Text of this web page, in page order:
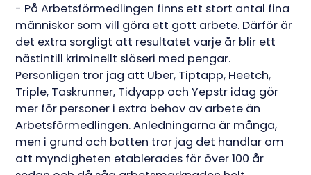
- På Arbetsförmedlingen finns ett stort antal fina
människor som vill göra ett gott arbete. Därför är
det extra sorgligt att resultatet varje år blir ett
nästintill kriminellt slöseri med pengar.
Personligen tror jag att Uber, Tiptapp, Heetch,
Triple, Taskrunner, Tidyapp och Yepstr idag gör
mer för personer i extra behov av arbete än
Arbetsförmedlingen. Anledningarna är många,
men i grund och botten tror jag det handlar om
att myndigheten etablerades för över 100 år